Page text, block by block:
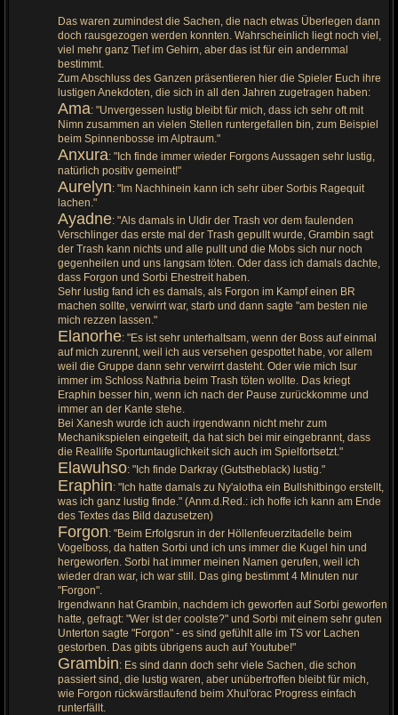
Das waren zumindest die Sachen, die nach etwas Überlegen dann
doch rausgezogen werden konnten. Wahrscheinlich liegt noch viel,
viel mehr ganz Tief im Gehirn, aber das ist für ein andernmal
bestimmt.
Zum Abschluss des Ganzen präsentieren hier die Spieler Euch ihre
lustigen Anekdoten, die sich in all den Jahren zugetragen haben:
Ama: "Unvergessen lustig bleibt für mich, dass ich sehr oft mit
Nimn zusammen an vielen Stellen runtergefallen bin, zum Beispiel
beim Spinnenbosse im Alptraum."
Anxura: "Ich finde immer wieder Forgons Aussagen sehr lustig,
natürlich positiv gemeint!"
Aurelyn: "Im Nachhinein kann ich sehr über Sorbis Ragequit
lachen."
Ayadne: "Als damals in Uldir der Trash vor dem faulenden
Verschlinger das erste mal der Trash gepullt wurde, Grambin sagt
der Trash kann nichts und alle pullt und die Mobs sich nur noch
gegenheilen und uns langsam töten. Oder dass ich damals dachte,
dass Forgon und Sorbi Ehestreit haben.
Sehr lustig fand ich es damals, als Forgon im Kampf einen BR
machen sollte, verwirrt war, starb und dann sagte "am besten nie
mich rezzen lassen."
Elanorhe: "Es ist sehr unterhaltsam, wenn der Boss auf einmal
auf mich zurennt, weil ich aus versehen gespottet habe, vor allem
weil die Gruppe dann sehr verwirrt dasteht. Oder wie mich Isur
immer im Schloss Nathria beim Trash töten wollte. Das kriegt
Eraphin besser hin, wenn ich nach der Pause zurückkomme und
immer an der Kante stehe.
Bei Xanesh wurde ich auch irgendwann nicht mehr zum
Mechanikspielen eingeteilt, da hat sich bei mir eingebrannt, dass
die Reallife Sportuntauglichkeit sich auch im Spielfortsetzt."
Elawuhso: "Ich finde Darkray (Gutstheblack) lustig."
Eraphin: "Ich hatte damals zu Ny'alotha ein Bullshitbingo erstellt,
was ich ganz lustig finde." (Anm.d.Red.: ich hoffe ich kann am Ende
des Textes das Bild dazusetzen)
Forgon: "Beim Erfolgsrun in der Höllenfeuerzitadelle beim
Vogelboss, da hatten Sorbi und ich uns immer die Kugel hin und
hergeworfen. Sorbi hat immer meinen Namen gerufen, weil ich
wieder dran war, ich war still. Das ging bestimmt 4 Minuten nur
"Forgon".
Irgendwann hat Grambin, nachdem ich geworfen auf Sorbi geworfen
hatte, gefragt: "Wer ist der coolste?" und Sorbi mit einem sehr guten
Unterton sagte "Forgon" - es sind gefühlt alle im TS vor Lachen
gestorben. Das gibts übrigens auch auf Youtube!"
Grambin: Es sind dann doch sehr viele Sachen, die schon
passiert sind, die lustig waren, aber unübertroffen bleibt für mich,
wie Forgon rückwärstlaufend beim Xhul'orac Progress einfach
runterfällt.